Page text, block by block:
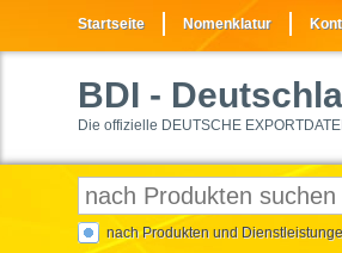
Startseite Nomenklatur
BDI -
Die offizielle DEUTSCHE
nach Produkten und